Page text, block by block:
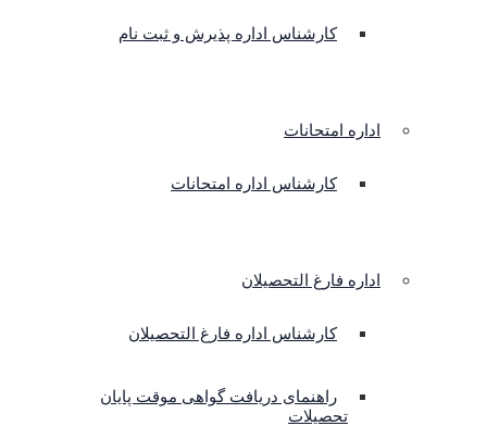
کارشناس اداره پذیرش و ثبت نام
اداره امتحانات
کارشناس اداره امتحانات
اداره فارغ التحصیلان
کارشناس اداره فارغ التحصیلان
راهنمای دریافت گواهی موقت پایان
تحصیلات